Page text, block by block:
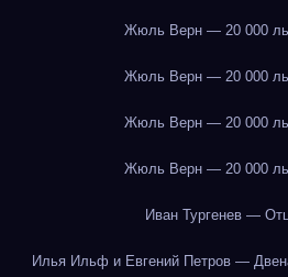
Жюль Верн — 20 000
Жюль Верн — 20 000
Жюль Верн — 20 000
Жюль Верн — 20 000
Иван Тургенев —
Илья Ильф и Евгений Петров —